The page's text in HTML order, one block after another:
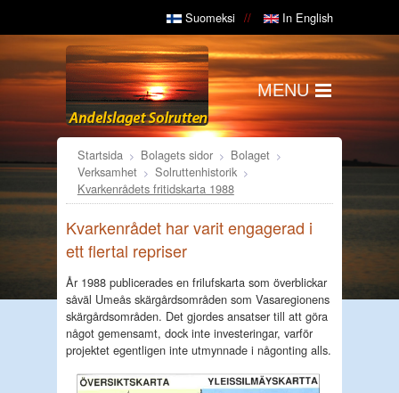
Suomeksi In English
MENU
Startsida Bolagets sidor
Bolaget
Verksamhet
Solruttenhistorik
Kvarkenrådets fritidskarta 1988
Kvarkenrådet har varit engagerad i
ett flertal repriser
År 1988 publicerades en frilufskarta som överblickar
såväl Umeås skärgårdsområden som Vasaregionens
skärgårdsområden. Det gjordes ansatser till att göra
något gemensamt, dock inte investeringar, varför
projektet egentligen inte utmynnade i någonting alls.